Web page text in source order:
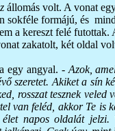
állomás volt. A vonat
formájú, és
a kereszt felé
zakatolt, két oldal
egy angyal. - Azok,
szeretet. Akiket a sín
rosszat tesznek
van feléd, akkor Te is
napos oldalát